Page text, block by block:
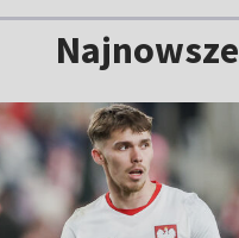
Najnowsze